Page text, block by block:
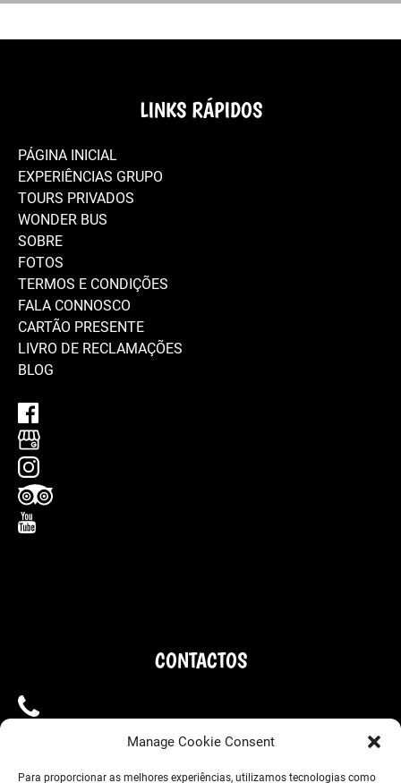
Manage Cookie Consent
Para proporcionar as melhores experiências, utilizamos tecnologias como
LINKS RÁPIDOS
PÁGINA INICIAL
EXPERIÊNCIAS GRUPO
TOURS PRIVADOS
WONDER BUS
SOBRE
FOTOS
TERMOS E CONDIÇÕES
FALA CONNOSCO
CARTÃO PRESENTE
LIVRO DE RECLAMAÇÕES
BLOG
CONTACTOS